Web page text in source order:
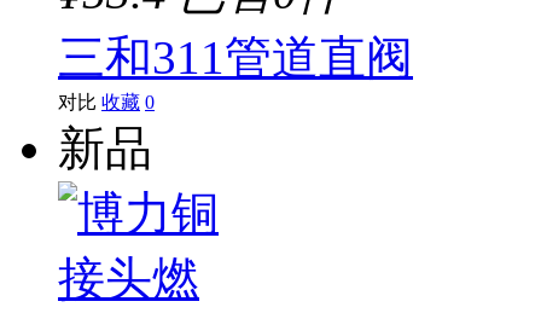
三和311管道直阀
对比 收藏 0
新品